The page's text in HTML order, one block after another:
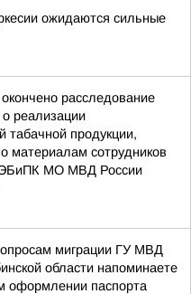
ожидаются сильные
расследование
о реализации
табачной продукции,
материалам сотрудников
ЭБиПК МО МВД России
миграции ГУ МВД
области напоминаете
оформлении паспорта